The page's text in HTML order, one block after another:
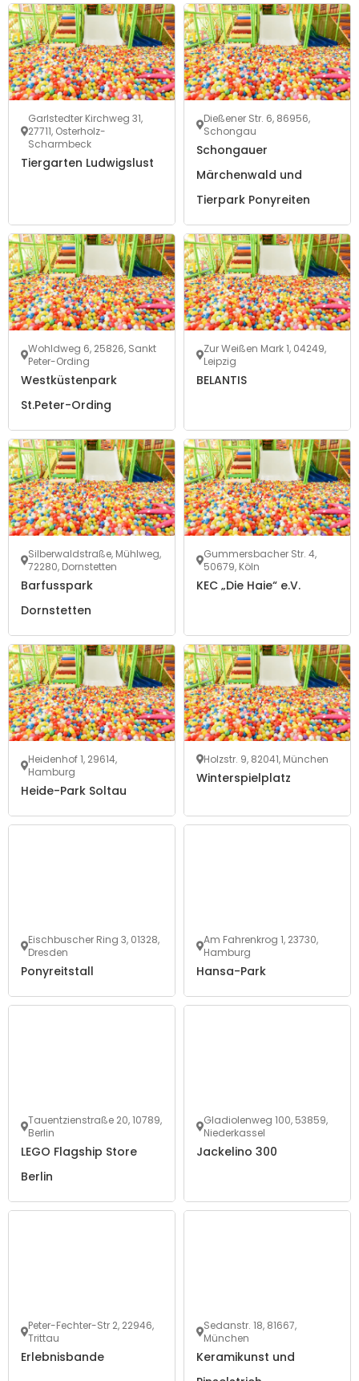
Garlstedter Kirchweg 31,
27711, Osterholz-
Scharmbeck
Tiergarten Ludwigslust
Dießener Str. 6, 86956,
Schongau
Schongauer
Märchenwald und
Tierpark Ponyreiten
Wohldweg 6, 25826, Sankt
Peter-Ording
Westküstenpark
St.Peter-Ording
Zur Weißen Mark 1, 04249,
Leipzig
BELANTIS
Silberwaldstraße, Mühlweg,
72280, Dornstetten
Barfusspark
Dornstetten
Gummersbacher Str. 4,
50679, Köln
KEC „Die Haie“ e.V.
Heidenhof 1, 29614,
Hamburg
Heide-Park Soltau
Holzstr. 9, 82041, München
Winterspielplatz
Eischbuscher Ring 3, 01328,
Dresden
Ponyreitstall
Am Fahrenkrog 1, 23730,
Hamburg
Hansa-Park
Tauentzienstraße 20, 10789,
Berlin
LEGO Flagship Store
Berlin
Gladiolenweg 100, 53859,
Niederkassel
Jackelino 300
Peter-Fechter-Str 2, 22946,
Trittau
Erlebnisbande
Sedanstr. 18, 81667,
München
Keramikunst und